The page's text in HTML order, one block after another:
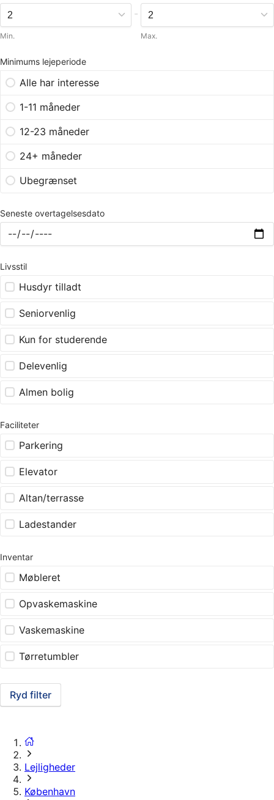
Min.
-
Max.
Minimums lejeperiode
Alle har interesse
1-11 måneder
12-23 måneder
24+ måneder
Ubegrænset
Seneste overtagelsesdato
Livsstil
Husdyr tilladt
Seniorvenlig
Kun for studerende
Delevenlig
Almen bolig
Faciliteter
Parkering
Elevator
Altan/terrasse
Ladestander
Inventar
Møbleret
Opvaskemaskine
Vaskemaskine
Tørretumbler
Ryd filter
Lejligheder
København